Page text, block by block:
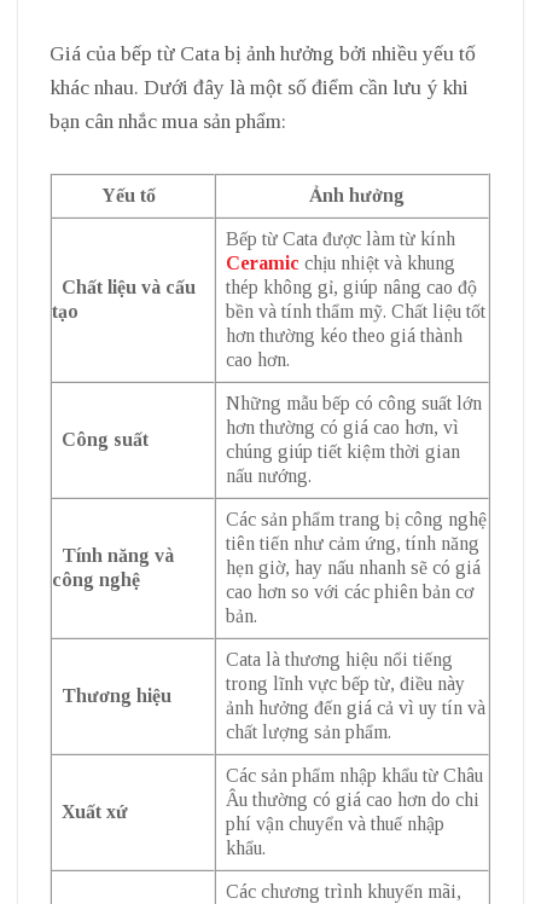
Giá của bếp từ Cata bị ảnh hưởng bởi nhiều yếu tố
khác nhau. Dưới đây là một số điểm cần lưu ý khi
bạn cân nhắc mua sản phẩm:
Yếu tố Ảnh hưởng
Chất liệu và cấu
tạo
Bếp từ Cata được làm từ kính
Ceramic chịu nhiệt và khung
thép không gỉ, giúp nâng cao độ
bền và tính thẩm mỹ. Chất liệu tốt
hơn thường kéo theo giá thành
cao hơn.
Công suất
Những mẫu bếp có công suất lớn
hơn thường có giá cao hơn, vì
chúng giúp tiết kiệm thời gian
nấu nướng.
Tính năng và
công nghệ
Các sản phẩm trang bị công nghệ
tiên tiến như cảm ứng, tính năng
hẹn giờ, hay nấu nhanh sẽ có giá
cao hơn so với các phiên bản cơ
bản.
Thương hiệu
Cata là thương hiệu nổi tiếng
trong lĩnh vực bếp từ, điều này
ảnh hưởng đến giá cả vì uy tín và
chất lượng sản phẩm.
Xuất xứ
Các sản phẩm nhập khẩu từ Châu
Âu thường có giá cao hơn do chi
phí vận chuyển và thuế nhập
khẩu.
Các chương trình khuyến mãi,